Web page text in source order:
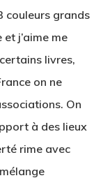
couleurs grands
et j’aime me
livres,
on ne
On
à des lieux
rime avec